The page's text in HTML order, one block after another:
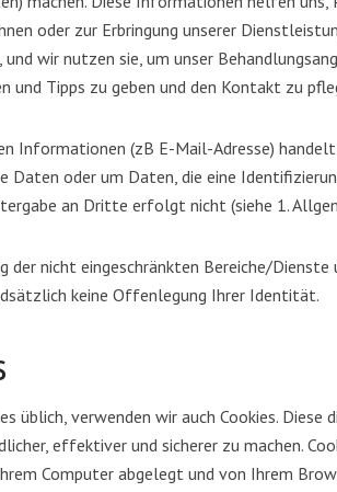
oder zur Erbringung unserer
und wir nutzen sie, um unser
Tipps zu geben und den Kontakt zu
Informationen (zB E-Mail-Adresse) handelt
Daten oder um Daten, die eine
an Dritte erfolgt nicht (siehe 1.
der nicht eingeschränkten Bereiche/Dienste
keine Offenlegung Ihrer Identität.
üblich, verwenden wir auch Cookies. Diese
effektiver und sicherer zu machen.
Computer abgelegt und von Ihrem